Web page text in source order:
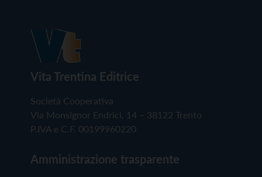
Vita Trentina Editrice
Società Cooperativa
Via Monsignor Endrici, 14 – 38122 Trento
P.IVA e C.F. 00199960220
Amministrazione trasparente